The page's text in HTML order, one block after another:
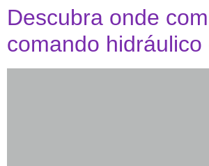
Descubra onde
comando hidráulico